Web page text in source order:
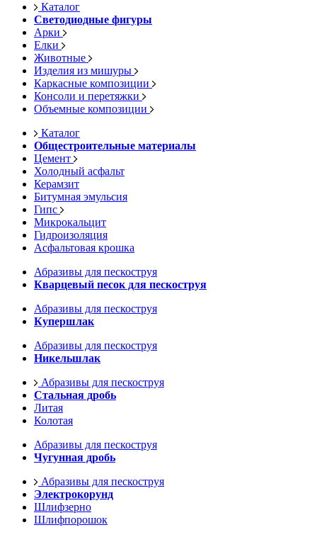
Каталог
Светодиодные фигуры
Арки
Елки
Животные
Изделия из мишуры
Каркасные композиции
Консоли и перетяжки
Объемные композиции
Каталог
Общестроительные материалы
Цемент
Холодный асфальт
Керамзит
Битумная эмульсия
Гипс
Микрокальцит
Гидроизоляция
Асфальтовая крошка
Абразивы для пескоструя
Кварцевый песок для пескоструя
Абразивы для пескоструя
Купершлак
Абразивы для пескоструя
Никельшлак
Абразивы для пескоструя
Стальная дробь
Литая
Колотая
Абразивы для пескоструя
Чугунная дробь
Абразивы для пескоструя
Электрокорунд
Шлифзерно
Шлифпорошок